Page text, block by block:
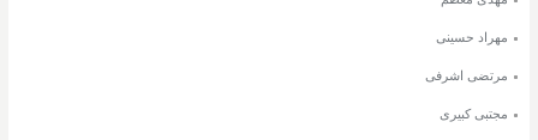
مهراد حسینی
مرتضی اشرفی
مجتبی کبیری